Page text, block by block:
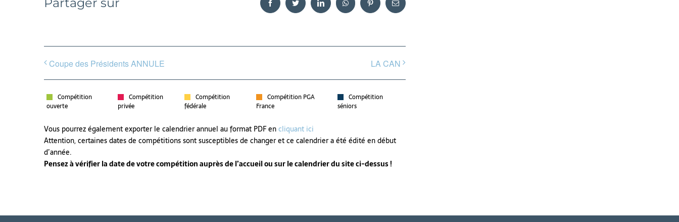
FacebookTwitter LinkedInWhatsAppPinterestEmail
Coupe des Présidents ANNULE LA CAN
Compétition
ouverte
Compétition
privée
Compétition
fédérale
Compétition PGA
France
Compétition
séniors
Vous pourrez également exporter le calendrier annuel au format PDF encliquant ici
Attention, certaines dates de compétitions sont susceptibles de changer et ce calendrier a été édité en début
d’année.
Pensez à vérifier la date de votre compétition auprès de l’accueil ou sur le calendrier du site ci-dessus !